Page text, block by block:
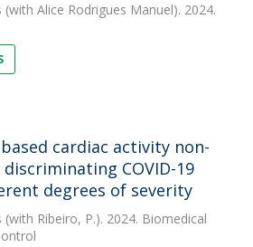
(with Alice Rodrigues Manuel). 2024.
cardiac activity non-
COVID-19
degrees of severity
(with Ribeiro, P.). 2024. Biomedical